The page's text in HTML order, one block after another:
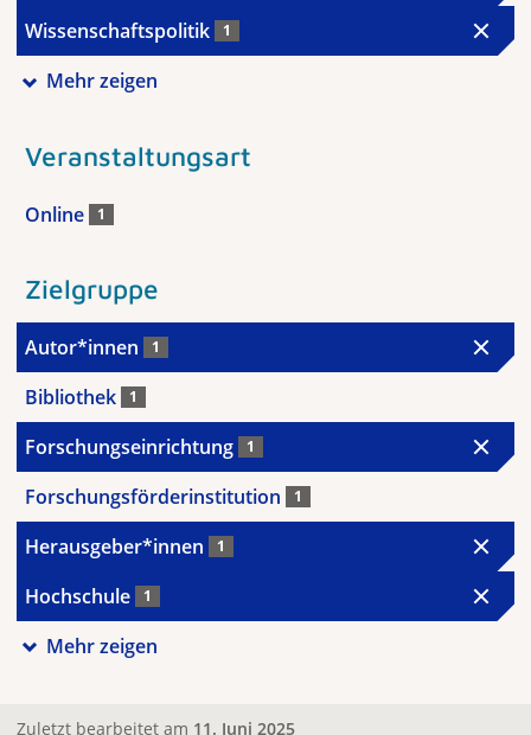
Wissenschaftspolitik 1
Mehr zeigen
Veranstaltungsart
Online 1
Zielgruppe
Autor*innen 1
Bibliothek 1
Forschungseinrichtung 1
Forschungsförderinstitution 1
Herausgeber*innen 1
Hochschule 1
Mehr zeigen
Zuletzt bearbeitet am 11. Juni 2025